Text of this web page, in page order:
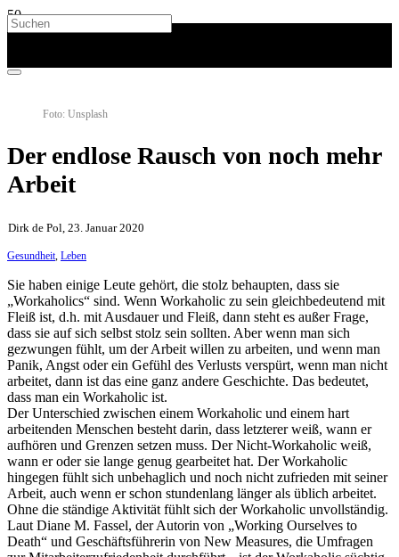
Foto: Unsplash
Der endlose Rausch von noch mehr
Arbeit
Dirk de Pol, 23. Januar 2020
Gesundheit, Leben
Sie haben einige Leute gehört, die stolz behaupten, dass sie
„Workaholics“ sind. Wenn Workaholic zu sein gleichbedeutend mit
Fleiß ist, d.h. mit Ausdauer und Fleiß, dann steht es außer Frage,
dass sie auf sich selbst stolz sein sollten. Aber wenn man sich
gezwungen fühlt, um der Arbeit willen zu arbeiten, und wenn man
Panik, Angst oder ein Gefühl des Verlusts verspürt, wenn man nicht
arbeitet, dann ist das eine ganz andere Geschichte. Das bedeutet,
dass man ein Workaholic ist.
Der Unterschied zwischen einem Workaholic und einem hart
arbeitenden Menschen besteht darin, dass letzterer weiß, wann er
aufhören und Grenzen setzen muss. Der Nicht-Workaholic weiß,
wann er oder sie lange genug gearbeitet hat. Der Workaholic
hingegen fühlt sich unbehaglich und noch nicht zufrieden mit seiner
Arbeit, auch wenn er schon stundenlang länger als üblich arbeitet.
Ohne die ständige Aktivität fühlt sich der Workaholic unvollständig.
Laut Diane M. Fassel, der Autorin von „Working Ourselves to
Death“ und Geschäftsführerin von New Measures, die Umfragen